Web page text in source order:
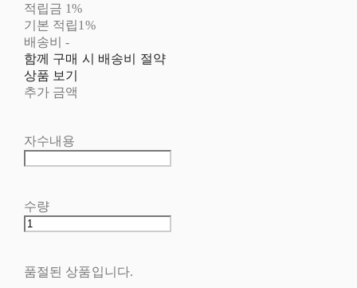
적립금 1%
기본 적립1%
배송비-
함께 구매 시 배송비 절약
상품 보기
추가 금액
자수내용
수량
품절된 상품입니다.